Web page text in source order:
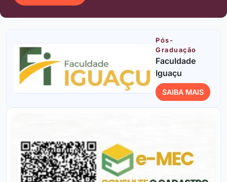
Pós-
Graduação
Faculdade
Iguaçu
SAIBA MAIS